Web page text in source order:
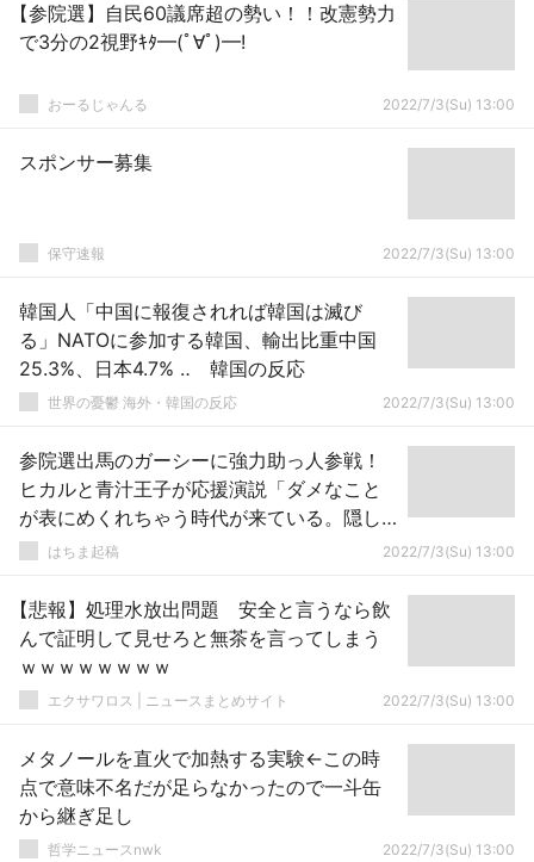
【参院選】自民60議席超の勢い！！改憲勢力
で3分の2視野ｷﾀ━(ﾟ∀ﾟ)━!
おーるじゃんる 2022/7/3(Su) 13:00
スポンサー募集
保守速報 2022/7/3(Su) 13:00
韓国人「中国に報復されれば韓国は滅び
る」NATOに参加する韓国、輸出比重中国
25.3%、日本4.7% ‥ 韓国の反応
世界の憂鬱 海外・韓国の反応 2022/7/3(Su) 13:00
参院選出馬のガーシーに強力助っ人参戦！
ヒカルと青汁王子が応援演説「ダメなこと
が表にめくれちゃう時代が来ている。隠し
事ができない」
はちま起稿 2022/7/3(Su) 13:00
【悲報】処理水放出問題 安全と言うなら飲
んで証明して見せろと無茶を言ってしまう
ｗｗｗｗｗｗｗｗ
エクサワロス | ニュースまとめサイト 2022/7/3(Su) 13:00
メタノールを直火で加熱する実験←この時
点で意味不名だが足らなかったので一斗缶
から継ぎ足し
哲学ニュースnwk 2022/7/3(Su) 13:00